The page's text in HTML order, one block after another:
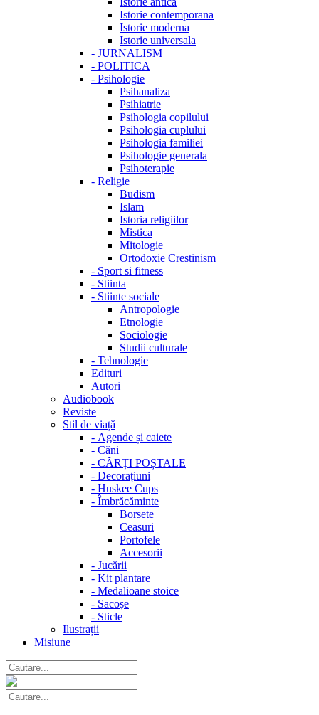
Istorie contemporana
Istorie moderna
Istorie universala
- JURNALISM
- POLITICA
- Psihologie
Psihanaliza
Psihiatrie
Psihologia copilului
Psihologia cuplului
Psihologia familiei
Psihologie generala
Psihoterapie
- Religie
Budism
Islam
Istoria religiilor
Mistica
Mitologie
Ortodoxie Crestinism
- Sport si fitness
- Stiinta
- Stiinte sociale
Antropologie
Etnologie
Sociologie
Studii culturale
- Tehnologie
Edituri
Autori
Audiobook
Reviste
Stil de viață
- Agende și caiete
- Căni
- CĂRȚI POȘTALE
- Decorațiuni
- Huskee Cups
- Îmbrăcăminte
Borsete
Ceasuri
Portofele
Accesorii
- Jucării
- Kit plantare
- Medalioane stoice
- Sacoșe
- Sticle
Ilustrații
Misiune